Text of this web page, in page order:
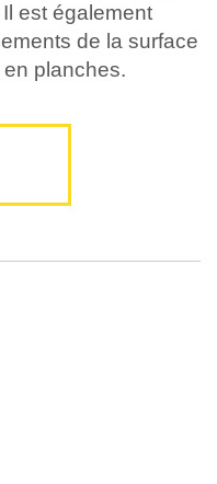
est également
de la surface
planches.